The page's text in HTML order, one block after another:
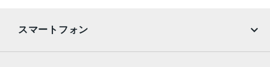
度の写真（24MPと48MP）に対応12MP超広角：13mm、
スマートフォン